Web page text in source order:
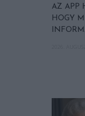
AZ APP
HOGY